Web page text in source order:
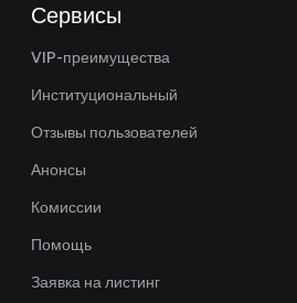
Сервисы
VIP-преимущества
Институциональный
Отзывы пользователей
Анонсы
Комиссии
Помощь
Заявка на листинг